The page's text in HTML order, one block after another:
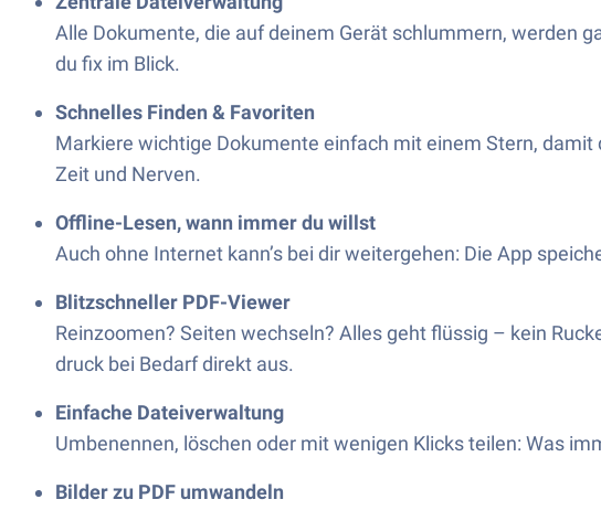
Alle Dokumente, die auf deinem Gerät schlummern, werden
du fix im Blick.
Schnelles Finden & Favoriten
Markiere wichtige Dokumente einfach mit einem Stern,
Zeit und Nerven.
Offline-Lesen, wann immer du willst
Auch ohne Internet kann’s bei dir weitergehen: Die App
Blitzschneller PDF-Viewer
Reinzoomen? Seiten wechseln? Alles geht flüssig – kein
druck bei Bedarf direkt aus.
Einfache Dateiverwaltung
Umbenennen, löschen oder mit wenigen Klicks teilen: Was
Bilder zu PDF umwandeln